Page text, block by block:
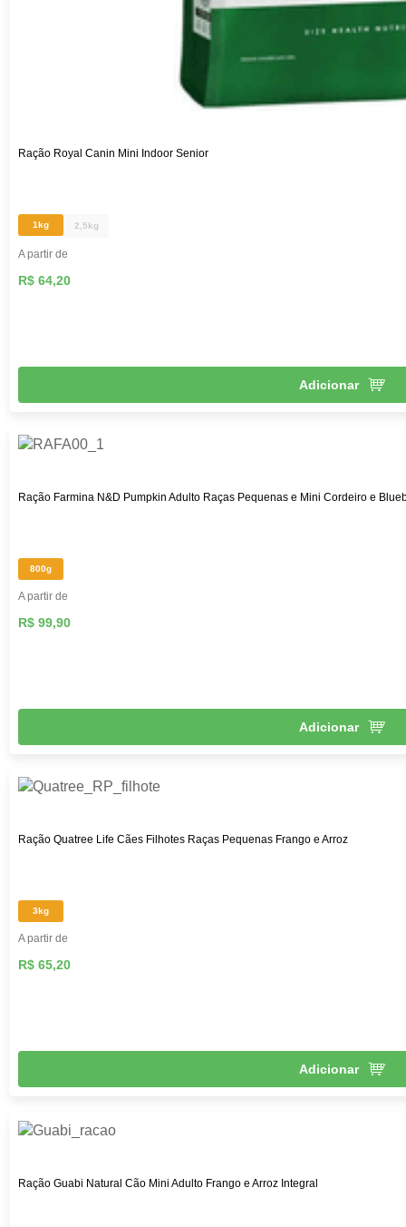
Ração Royal Canin Mini Indoor Senior
1kg 2,5kg
A partir de
R$ 64,20
Adicionar
Ração Farmina N&D Pumpkin Adulto Raças Pequenas e Mini Cordeiro e
800g
A partir de
R$ 99,90
Adicionar
Ração Quatree Life Cães Filhotes Raças Pequenas Frango e Arroz
3kg
A partir de
R$ 65,20
Adicionar
Ração Guabi Natural Cão Mini Adulto Frango e Arroz Integral